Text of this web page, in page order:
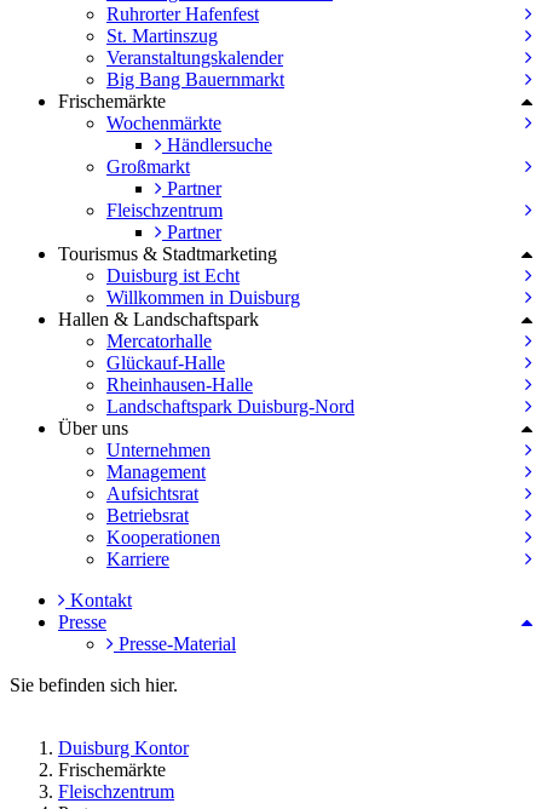
Ruhrorter Hafenfest
St. Martinszug
Veranstaltungskalender
Big Bang Bauernmarkt
Frischemärkte
Wochenmärkte
Händlersuche
Großmarkt
Partner
Fleischzentrum
Partner
Tourismus & Stadtmarketing
Duisburg ist Echt
Willkommen in Duisburg
Hallen & Landschaftspark
Mercatorhalle
Glückauf-Halle
Rheinhausen-Halle
Landschaftspark Duisburg-Nord
Über uns
Unternehmen
Management
Aufsichtsrat
Betriebsrat
Kooperationen
Karriere
Kontakt
Presse
Presse-Material
Sie befinden sich hier.
Duisburg Kontor
Frischemärkte
Fleischzentrum